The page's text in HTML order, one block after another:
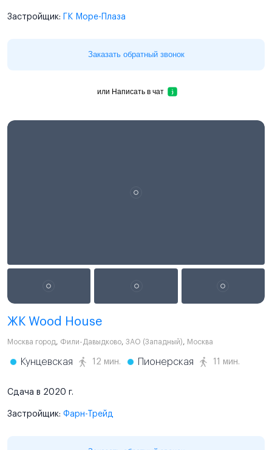
Застройщик: ГК Море-Плаза
Заказать обратный звонок
или Написать в чат
ЖК Wood House
Москва город, Фили-Давыдково, ЗАО (Западный), Москва
Кунцевская 12 мин. Пионерская 11 мин.
Сдача в 2020 г.
Застройщик: Фарн-Трейд